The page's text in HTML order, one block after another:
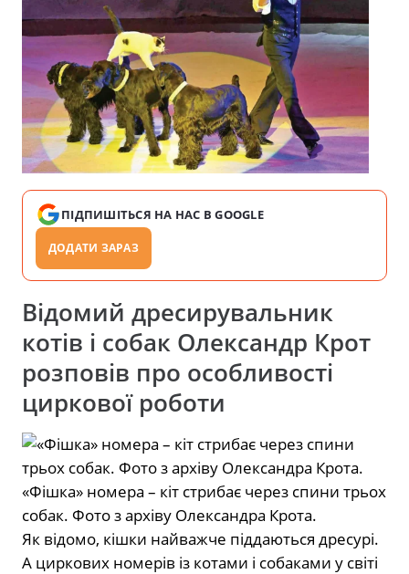
ПІДПИШІТЬСЯ НА НАС В GOOGLE
ДОДАТИ ЗАРАЗ
Відомий дресирувальник
котів і собак Олександр Крот
розповів про особливості
циркової роботи
«Фішка» номера – кіт стрибає через спини трьох
собак. Фото з архіву Олександра Крота.
Як відомо, кішки найважче піддаються дресурі.
А циркових номерів із котами і собаками у світі